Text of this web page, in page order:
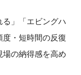
る」「エビングハ
度・短時間の反復
場の納得感を高め